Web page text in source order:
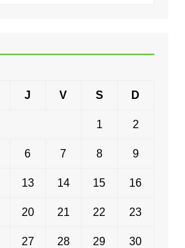
J V S D
1 2
6 7 8 9
13 14 15 16
20 21 22 23
27 28 29 30